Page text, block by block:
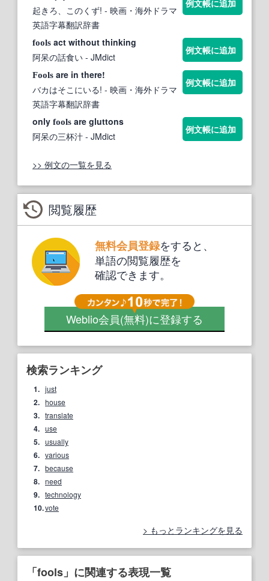
起きろ、このくず! - 映画・海外ドラマ
英語字幕翻訳辞書
例文帳に追加
fools act without thinking
阿呆の話食い - JMdict
例文帳に追加
Fools are in there!
バカはそこにいる! - 映画・海外ドラマ
英語字幕翻訳辞書
例文帳に追加
only fools are gluttons
阿呆の三杯汁 - JMdict
例文帳に追加
>> 例文の一覧を見る
閲覧履歴
無料会員登録をすると、
単語の閲覧履歴を
確認できます。
Weblio会員(無料)に登録する
検索ランキング
1. just
2. house
3. translate
4. use
5. usually
6. various
7. because
8. need
9. technology
10.vote
もっとランキングを見る
「fools」に関連する表現一覧